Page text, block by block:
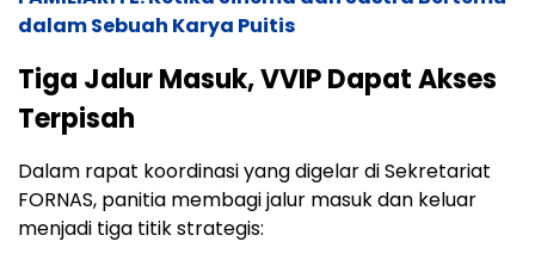
dalam Sebuah Karya Puitis
Tiga Jalur Masuk, VVIP Dapat Akses
Terpisah
Dalam rapat koordinasi yang digelar di Sekretariat
FORNAS, panitia membagi jalur masuk dan keluar
menjadi tiga titik strategis: